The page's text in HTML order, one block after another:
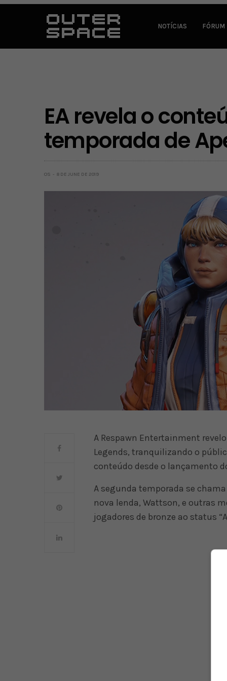
NOTÍCIAS FÓRUM
EA revela o
temporada de
OS 8 DE JUNE DE 2019
A Respawn Entertainment
Legends, tranquilizando o
conteúdo desde o lançamento
A segunda temporada se
nova lenda, Wattson, e outras
jogadores de bronze ao status